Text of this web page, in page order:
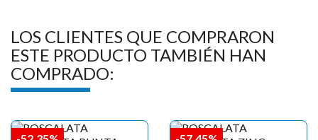
LOS CLIENTES QUE COMPRARON
ESTE PRODUCTO TAMBIÉN HAN
COMPRADO: